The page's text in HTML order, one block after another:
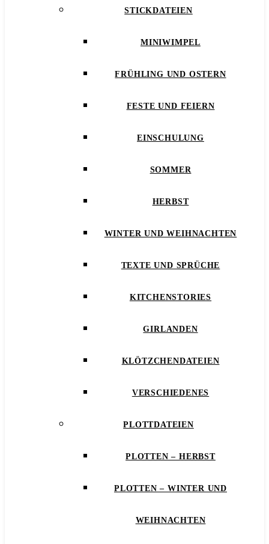
STICKDATEIEN
MINIWIMPEL
FRÜHLING UND OSTERN
FESTE UND FEIERN
EINSCHULUNG
SOMMER
HERBST
WINTER UND WEIHNACHTEN
TEXTE UND SPRÜCHE
KITCHENSTORIES
GIRLANDEN
KLÖTZCHENDATEIEN
VERSCHIEDENES
PLOTTDATEIEN
PLOTTEN – HERBST
PLOTTEN – WINTER UND
WEIHNACHTEN